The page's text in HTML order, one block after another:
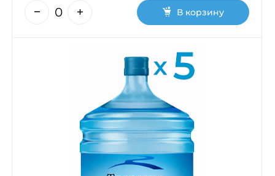
В корзину